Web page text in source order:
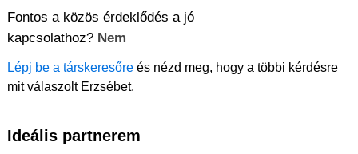
Fontos a közös érdeklődés a jó
kapcsolathoz? Nem
Lépj be a társkeresőre és nézd meg, hogy a többi kérdésre
mit válaszolt Erzsébet.
Ideális partnerem